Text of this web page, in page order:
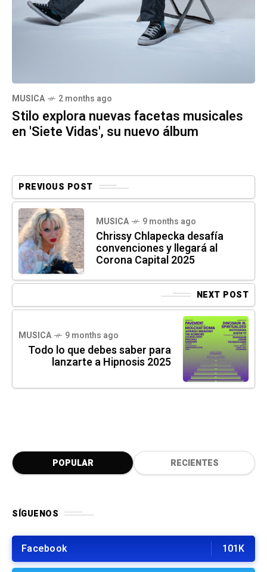
MUSICA 2 months ago
Stilo explora nuevas facetas musicales
en 'Siete Vidas', su nuevo álbum
PREVIOUS POST
MUSICA 9 months ago
Chrissy Chlapecka desafía
convenciones y llegará al
Corona Capital 2025
NEXT POST
MUSICA 9 months ago
Todo lo que debes saber para
lanzarte a Hipnosis 2025
POPULAR RECIENTES
SÍGUENOS
Facebook 101K